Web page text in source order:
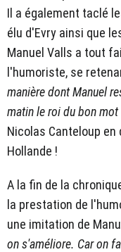
Il a également taclé
élu d'Evry ainsi que
Manuel Valls a tout
l'humoriste, se
manière dont Manuel
matin le roi du bon
Nicolas Canteloup
Hollande !
A la fin de la
la prestation de
une imitation de
on s'améliore. Car on